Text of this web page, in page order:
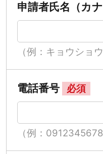
申請者氏名（カナ
（例：キョウショ
電話番号 必須
（例：